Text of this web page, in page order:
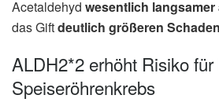
Acetaldehyd wesentlich langsamer
das Giftdeutlich größeren Schaden
ALDH2*2 erhöht Risiko für
Speiseröhrenkrebs